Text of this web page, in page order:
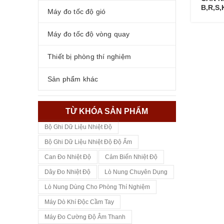
Máy đo tốc độ gió
Máy đo tốc độ vòng quay
Thiết bị phòng thí nghiệm
Sản phẩm khác
TỪ KHÓA SẢN PHẨM
Bộ Ghi Dữ Liệu Nhiệt Độ
Bộ Ghi Dữ Liệu Nhiệt Độ Độ Ẩm
Can Đo Nhiệt Độ Cảm Biến Nhiệt Độ
Dây Đo Nhiệt Độ Lò Nung Chuyên Dụng
Lò Nung Dùng Cho Phòng Thí Nghiệm
Máy Dò Khí Độc Cầm Tay
Máy Đo Cường Độ Âm Thanh